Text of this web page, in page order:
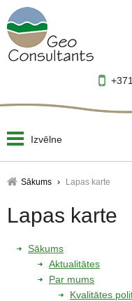
Izvēlne
Projektēšana
Uzraudzība
Sākums Lapas karte
Lapas karte
Sākums
Aktualitātes
Par mums
Kvalitātes